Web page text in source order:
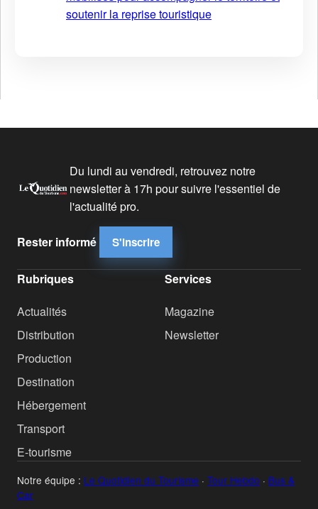
soutenir la reprise touristique
Du lundi au vendredi, retrouvez notre
newsletter à 17h pour suivre l'essentiel de
l'actualité pro.
Rester informé S'inscrire
Rubriques
Actualités
Distribution
Production
Destination
Hébergement
Transport
E-tourisme
Services
Magazine
Newsletter
Notre équipe : Le Quotidien du Tourisme · Tour Hebdo · Bus &
Car